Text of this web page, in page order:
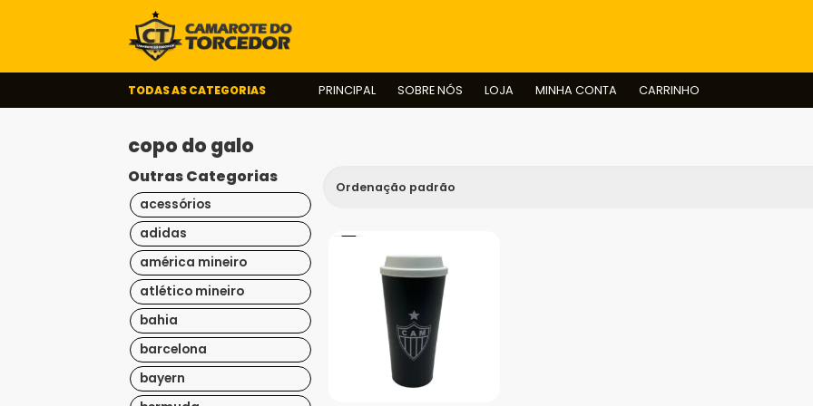
TODAS AS CATEGORIAS PRINCIPAL SOBRE NÓS LOJA MINHA CONTA CARRINHO
copo do galo
Outras Categorias
acessórios
adidas
américa mineiro
atlético mineiro
bahia
barcelona
bayern